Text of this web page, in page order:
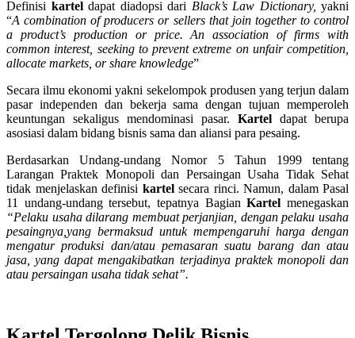
Definisi karteldapat diadopsi dari Black’s Law Dictionary, yakni
“A combination of producers or sellers that join together to control
a product’s production or price. An association of firms with
common interest, seeking to prevent extreme on unfair competition,
allocate markets, or share knowledge”
Secara ilmu ekonomi yakni sekelompok produsen yang terjun dalam
pasar independen dan bekerja sama dengan tujuan memperoleh
keuntungan sekaligus mendominasi pasar. Kartel dapat berupa
asosiasi dalam bidang bisnis sama dan aliansi para pesaing.
Berdasarkan Undang-undang Nomor 5 Tahun 1999 tentang
Larangan Praktek Monopoli dan Persaingan Usaha Tidak Sehat
tidak menjelaskan definisi kartelsecara rinci. Namun, dalam Pasal
11 undang-undang tersebut, tepatnya BagianKartel menegaskan
“Pelaku usaha dilarang membuat perjanjian, dengan pelaku usaha
pesaingnya,yang bermaksud untuk mempengaruhi harga dengan
mengatur produksi dan/atau pemasaran suatu barang dan atau
jasa, yang dapat mengakibatkan terjadinya praktek monopoli dan
atau persaingan usaha tidak sehat”.